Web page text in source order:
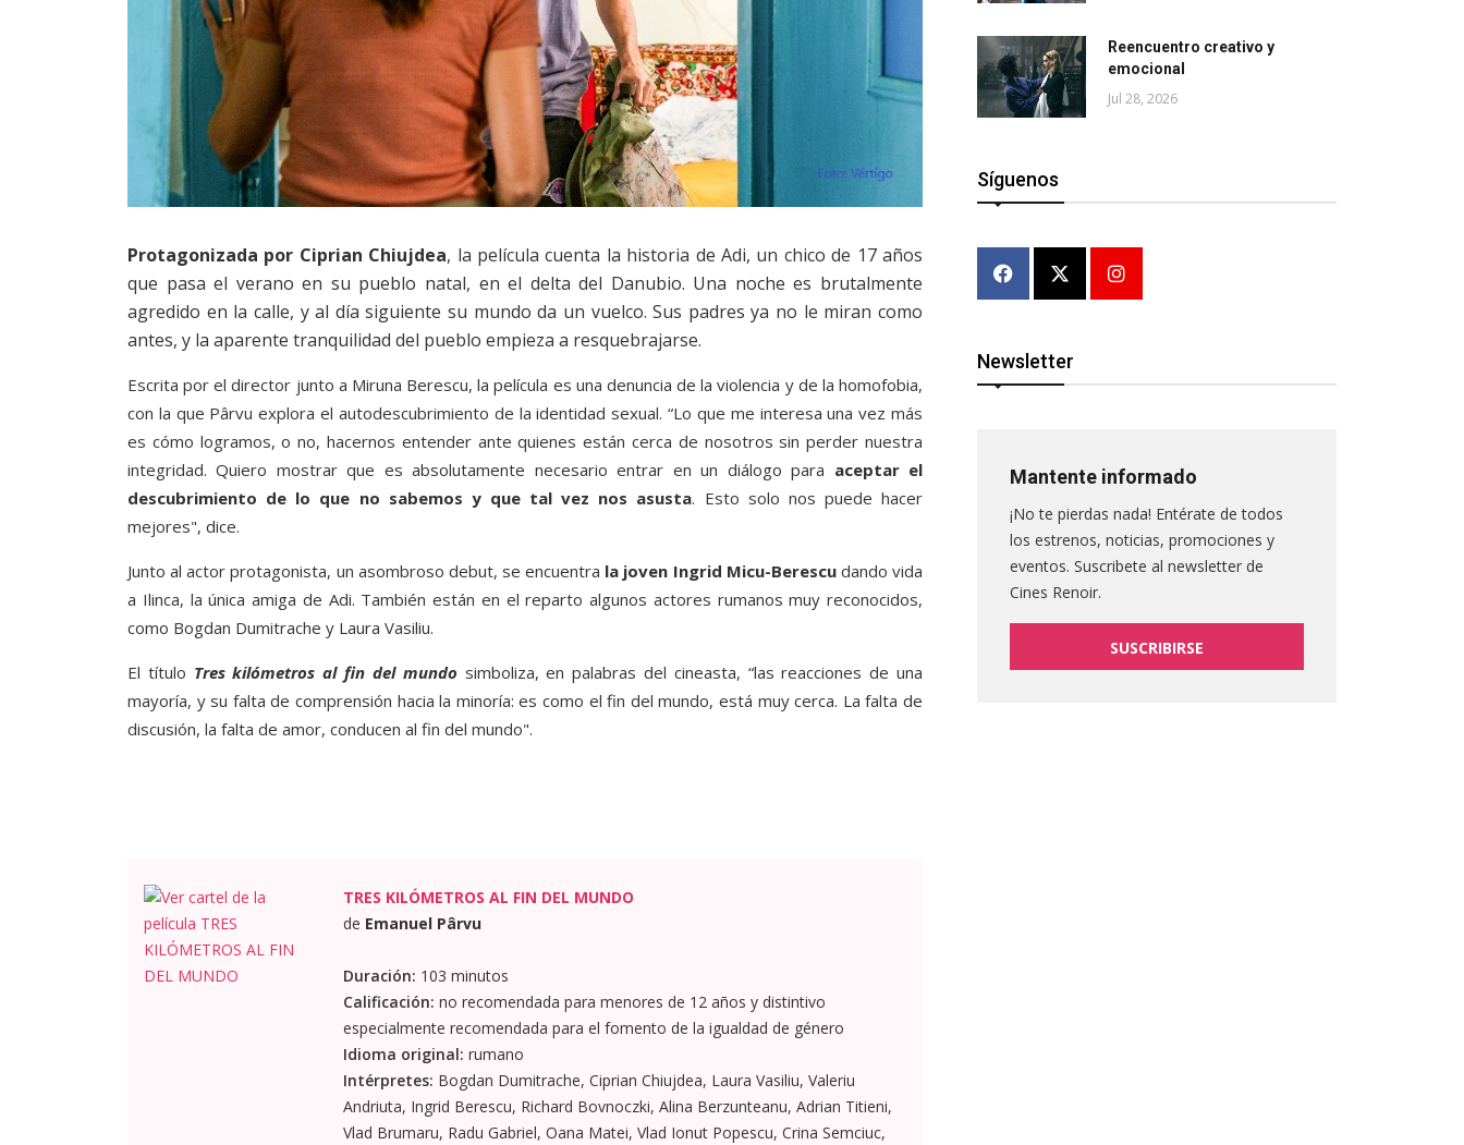
Protagonizada por Ciprian Chiujdea, la película cuenta la historia de Adi, un chico de 17 años
que pasa el verano en su pueblo natal, en el delta del Danubio. Una noche es brutalmente
agredido en la calle, y al día siguiente su mundo da un vuelco. Sus padres ya no le miran como
antes, y la aparente tranquilidad del pueblo empieza a resquebrajarse.
Escrita por el director junto a Miruna Berescu, la película es una denuncia de la violencia y de la homofobia,
con la que Pârvu explora el autodescubrimiento de la identidad sexual. “Lo que me interesa una vez más
es cómo logramos, o no, hacernos entender ante quienes están cerca de nosotros sin perder nuestra
integridad. Quiero mostrar que es absolutamente necesario entrar en un diálogo para aceptar el
descubrimiento de lo que no sabemos y que tal vez nos asusta. Esto solo nos puede hacer
mejores", dice.
Junto al actor protagonista, un asombroso debut, se encuentra la joven Ingrid Micu-Berescudando vida
a Ilinca, la única amiga de Adi. También están en el reparto algunos actores rumanos muy reconocidos,
como Bogdan Dumitrache y Laura Vasiliu.
El título Tres kilómetros al fin del mundo simboliza, en palabras del cineasta, “las reacciones de una
mayoría, y su falta de comprensión hacia la minoría: es como el fin del mundo, está muy cerca. La falta de
discusión, la falta de amor, conducen al fin del mundo".
TRES KILÓMETROS AL FIN DEL MUNDO
de Emanuel Pârvu
Duración: 103 minutos
Calificación: no recomendada para menores de 12 años y distintivo
especialmente recomendada para el fomento de la igualdad de género
Idioma original: rumano
Intérpretes: Bogdan Dumitrache, Ciprian Chiujdea, Laura Vasiliu, Valeriu
Andriuta, Ingrid Berescu, Richard Bovnoczki, Alina Berzunteanu, Adrian Titieni,
Vlad Brumaru, Radu Gabriel, Oana Matei, Vlad Ionut Popescu, Crina Semciuc,
Reencuentro creativo y
emocional
Jul 28, 2026
Síguenos
Newsletter
Mantente informado
¡No te pierdas nada! Entérate de todos
los estrenos, noticias, promociones y
eventos. Suscribete al newsletter de
Cines Renoir.
SUSCRIBIRSE